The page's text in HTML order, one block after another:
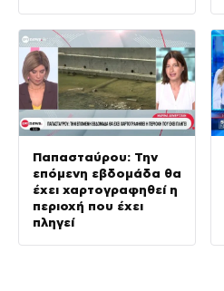
Παπασταύρου: Την
επόμενη εβδομάδα θα
έχει χαρτογραφηθεί η
περιοχή που έχει
πληγεί